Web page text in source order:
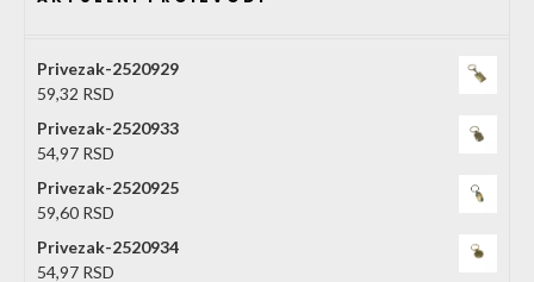
Privezak-2520929
59,32 RSD
Privezak-2520933
54,97 RSD
Privezak-2520925
59,60 RSD
Privezak-2520934
54,97 RSD